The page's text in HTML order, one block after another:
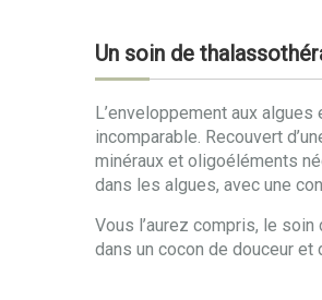
Un soin de
L’enveloppement aux
incomparable. Recouvert
minéraux et oligoéléments
dans les algues, avec une
Vous l’aurez compris, le soin
dans un cocon de douceur et